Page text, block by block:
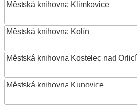
Městská knihovna Klimkovice
Městská knihovna Kolín
Městská knihovna Kostelec nad Orlicí
Městská knihovna Kunovice